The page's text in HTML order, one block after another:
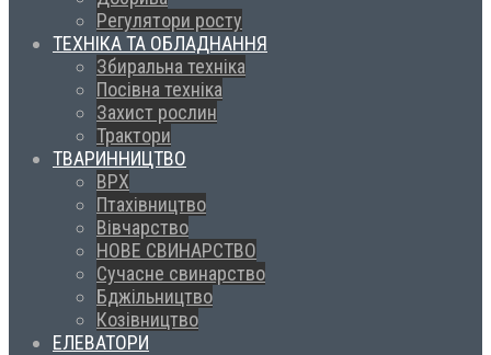
Регулятори росту
ТЕХНІКА ТА ОБЛАДНАННЯ
Збиральна техніка
Посівна техніка
Захист рослин
Трактори
ТВАРИННИЦТВО
ВРХ
Птахівництво
Вівчарство
НОВЕ СВИНАРСТВО
Сучасне свинарство
Бджільництво
Козівництво
ЕЛЕВАТОРИ